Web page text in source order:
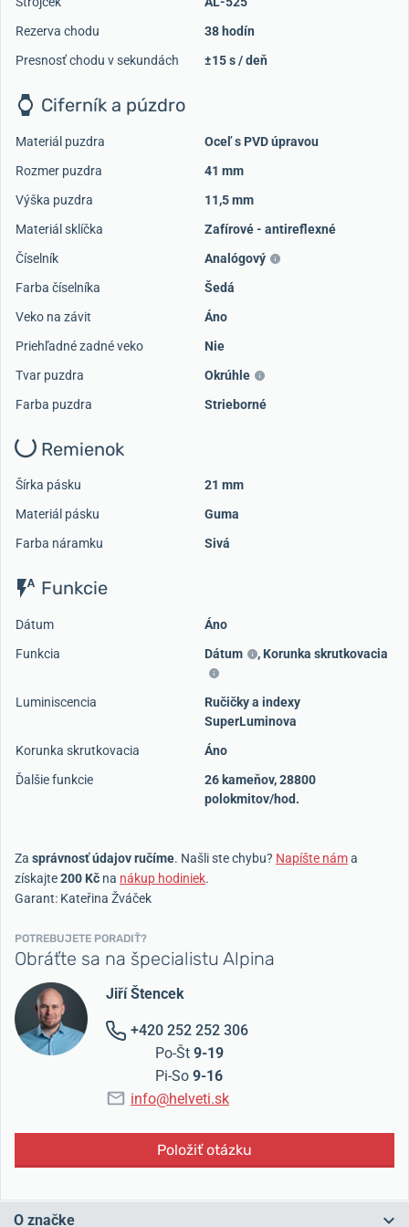
Rezerva chodu
38 hodín
Presnosť chodu v sekundách
±15 s / deň
Ciferník a púzdro
Materiál puzdra
Oceľ s PVD úpravou
Rozmer puzdra
41 mm
Výška puzdra
11,5 mm
Materiál sklíčka
Zafírové - antireflexné
Číselník
Analógový
Farba číselníka
Šedá
Veko na závit
Áno
Priehľadné zadné veko
Nie
Tvar puzdra
Okrúhle
Farba puzdra
Strieborné
Remienok
Šírka pásku
21 mm
Materiál pásku
Guma
Farba náramku
Sivá
Funkcie
Dátum
Áno
Funkcia
Dátum , Korunka skrutkovacia
Luminiscencia
Ručičky a indexy
SuperLuminova
Korunka skrutkovacia
Áno
Ďalšie funkcie
26 kameňov, 28800
polokmitov/hod.
Za správnosť údajov ručíme. Našli ste chybu? Napíšte náma
získajte200 Kč na nákup hodiniek.
Garant: Kateřina Žváček
POTREBUJETE PORADIŤ?
Obráťte sa na špecialistu Alpina
Jiří Štencek
+420 252 252 306
Po-Št 9-19
Pi-So 9-16
info@helveti.sk
Položiť otázku
O značke